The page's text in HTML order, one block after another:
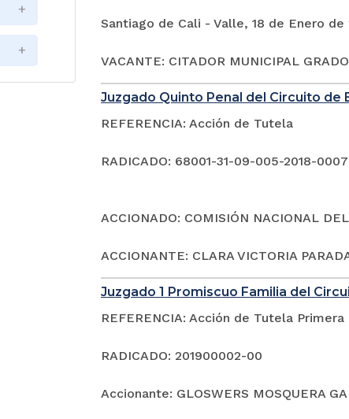
Santiago de Cali - Valle, 18 de Enero de
VACANTE: CITADOR MUNICIPAL
Juzgado Quinto Penal del Circuito
REFERENCIA: Acción de Tutela
RADICADO: 68001-31-09-005-2018-
ACCIONADO: COMISIÓN NACIONAL
ACCIONANTE: CLARA VICTORIA
Juzgado 1 Promiscuo Familia del
REFERENCIA: Acción de Tutela
RADICADO: 201900002-00
Accionante: GLOSWERS MOSQUERA